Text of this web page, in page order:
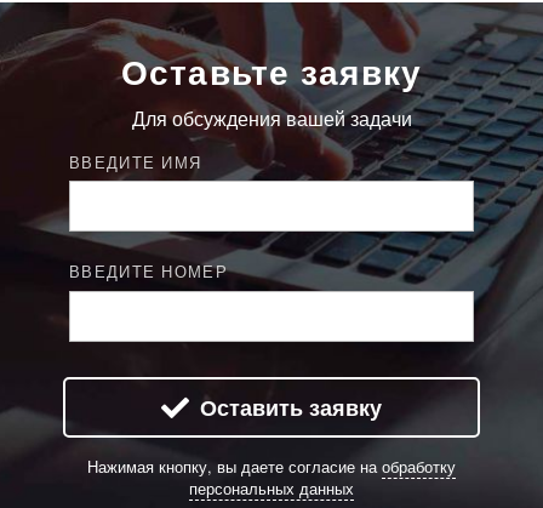
Оставьте заявку
Для обсуждения вашей задачи
ВВЕДИТЕ ИМЯ
ВВЕДИТЕ НОМЕР
Оставить заявку
Нажимая кнопку, вы даете согласие наобработку
персональных данных